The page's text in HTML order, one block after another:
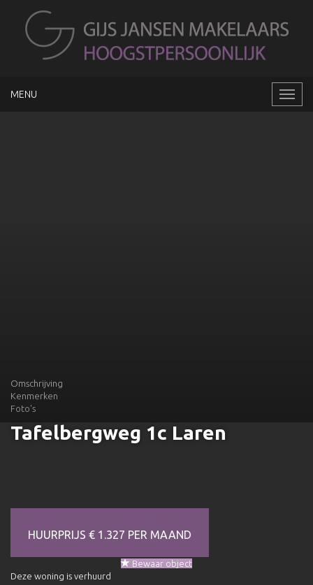
MENU
Omschrijving
Kenmerken
Foto's
Tafelbergweg 1c Laren
HUURPRIJS € 1.327 PER MAAND
Bewaar object
Deze woning is verhuurd